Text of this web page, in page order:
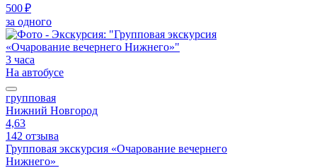
500 ₽
за одного
3 часа
На автобусе
групповая
Нижний Новгород
4,63
142 отзыва
Групповая экскурсия «Очарование вечернего
Нижнего»